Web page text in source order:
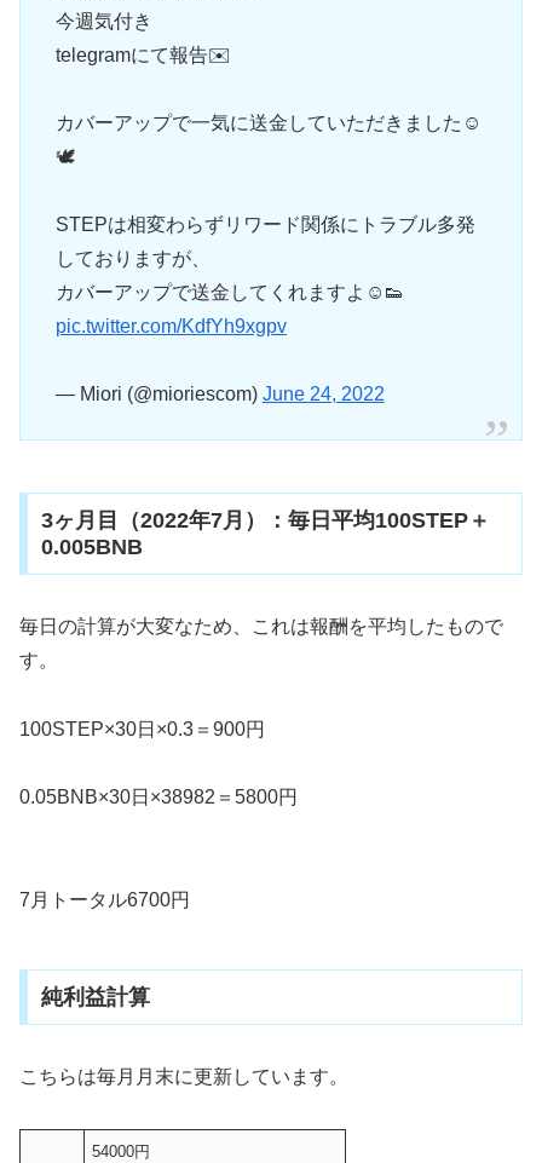
今週気付き
telegramにて報告✉️
カバーアップで一気に送金していただきました☺️
🕊
STEPは相変わらずリワード関係にトラブル多発
しておりますが、
カバーアップで送金してくれますよ☺️👟
pic.twitter.com/KdfYh9xgpv
— Miori (@mioriescom) June 24, 2022
3ヶ月目（2022年7月）：毎日平均100STEP＋
0.005BNB
毎日の計算が大変なため、これは報酬を平均したもので
す。
100STEP×30日×0.3＝900円
0.05BNB×30日×38982＝5800円
7月トータル6700円
純利益計算
こちらは毎月月末に更新しています。
54000円